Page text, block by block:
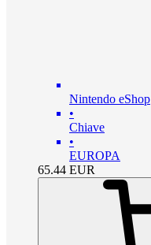
Nintendo eShop
•
Chiave
•
EUROPA
65.44 EUR